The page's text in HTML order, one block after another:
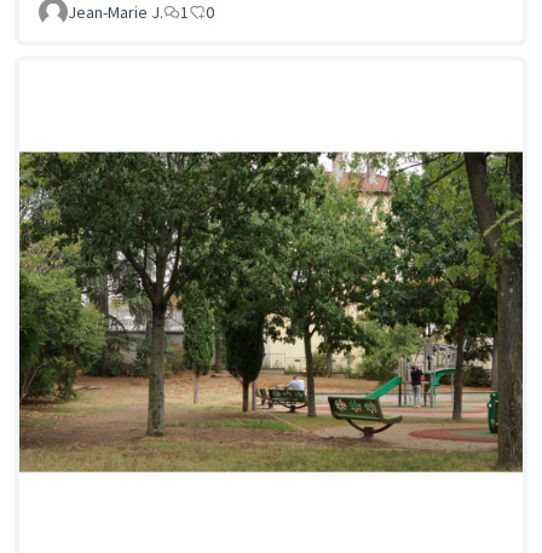
Jean-Marie J. 1 0